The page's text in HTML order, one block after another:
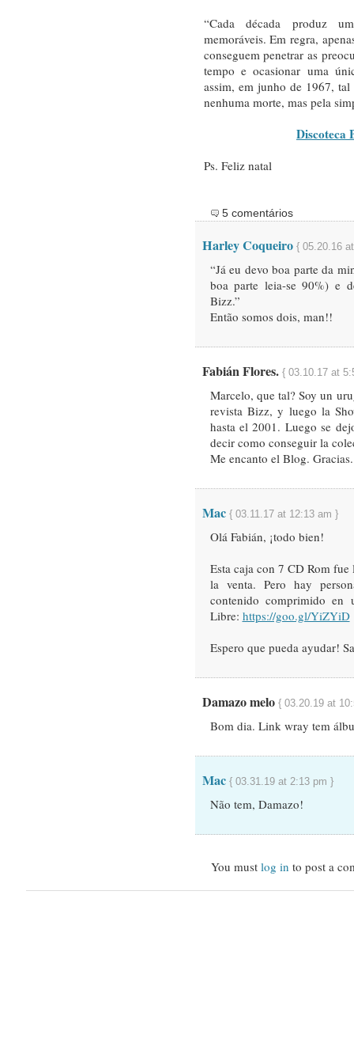
“Cada década produz
memoráveis. Em regra,
conseguem penetrar as
tempo e ocasionar uma
assim, em junho de 1967,
nenhuma morte, mas pela
Discoteca
Ps. Feliz natal
5 comentários
Harley Coqueiro { 05.20.16
“Já eu devo boa parte da
boa parte leia-se 90%) e
Bizz.”
Então somos dois, man!!
Fabián Flores. { 03.10.17 at
Marcelo, que tal? Soy un
revista Bizz, y luego la
hasta el 2001. Luego se
decir como conseguir la
Me encanto el Blog. Gracias.
Mac { 03.11.17 at 12:13 am }
Olá Fabián, ¡todo bien!
Esta caja con 7 CD Rom
la venta. Pero hay
contenido comprimido
Libre: https://goo.gl/YiZYiD
Espero que pueda ayudar!
Damazo melo { 03.20.19 at
Bom dia. Link wray tem
Mac { 03.31.19 at 2:13 pm }
Não tem, Damazo!
You must log in to post a